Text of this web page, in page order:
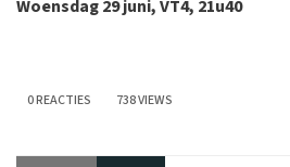
Woensdag 29 juni, VT4, 21u40
0 REACTIES 738 VIEWS